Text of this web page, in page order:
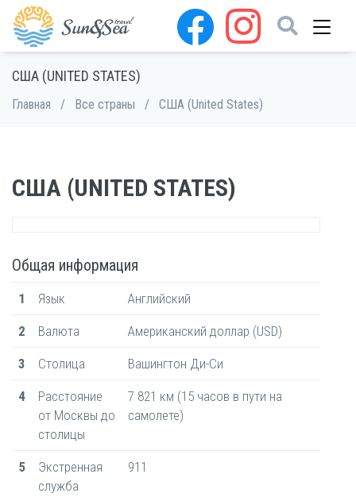
США (UNITED STATES)
Главная / Все страны / США (United States)
США (UNITED STATES)
Общая информация
1 Язык Английский
2 Валюта Американский доллар (USD)
3 Столица Вашингтон Ди-Си
4
Расстояние
от Москвы до
столицы
7 821 км (15 часов в пути на
самолете)
5
Экстренная
служба
911